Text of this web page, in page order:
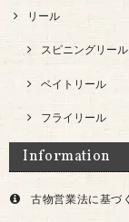
リール
スピニングリール
ベイトリール
フライリール
Information
古物営業法に基づ